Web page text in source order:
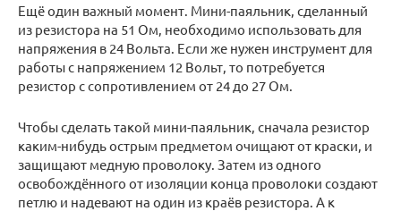
Ещё один важный момент. Мини-паяльник, сделанный
из резистора на 51 Ом, необходимо использовать для
напряжения в 24 Вольта. Если же нужен инструмент для
работы с напряжением 12 Вольт, то потребуется
резистор с сопротивлением от 24 до 27 Ом.
Чтобы сделать такой мини-паяльник, сначала резистор
каким-нибудь острым предметом очищают от краски, и
защищают медную проволоку. Затем из одного
освобождённого от изоляции конца проволоки создают
петлю и надевают на один из краёв резистора. А к